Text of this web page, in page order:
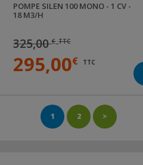
POMPE SILEN 100 MONO - 1 CV -
18 M3/H
325,00€ TTC
295,00€ TTC
1 2 >